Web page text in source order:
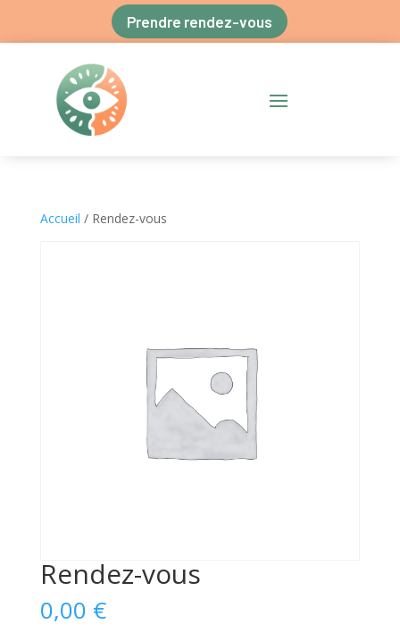
Prendre rendez-vous
Accueil / Rendez-vous
Rendez-vous
0,00 €